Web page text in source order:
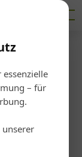
– für